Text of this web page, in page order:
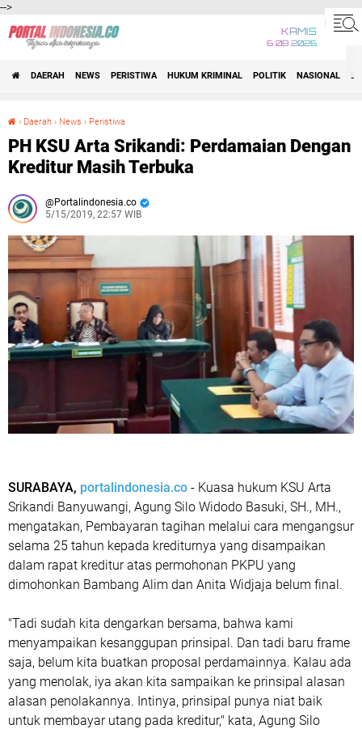
-->
KAMIS
6 08 2026
DAERAH NEWS PERISTIWA HUKUM KRIMINAL POLITIK NASIONAL
› Daerah › News › Peristiwa
PH KSU Arta Srikandi: Perdamaian Dengan
Kreditur Masih Terbuka
Portalindonesia.co
5/15/2019, 22:57 WIB
SURABAYA, portalindonesia.co - Kuasa hukum KSU Arta
Srikandi Banyuwangi, Agung Silo Widodo Basuki, SH., MH.,
mengatakan, Pembayaran tagihan melalui cara mengangsur
selama 25 tahun kepada krediturnya yang disampaikan
dalam rapat kreditur atas permohonan PKPU yang
dimohonkan Bambang Alim dan Anita Widjaja belum final.
"Tadi sudah kita dengarkan bersama, bahwa kami
menyampaikan kesanggupan prinsipal. Dan tadi baru frame
saja, belum kita buatkan proposal perdamainnya. Kalau ada
yang menolak, iya akan kita sampaikan ke prinsipal alasan
alasan penolakannya. Intinya, prinsipal punya niat baik
untuk membayar utang pada kreditur," kata, Agung Silo